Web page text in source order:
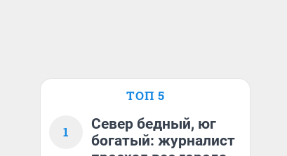
ТОП 5
1
Север бедный, юг
богатый: журналист